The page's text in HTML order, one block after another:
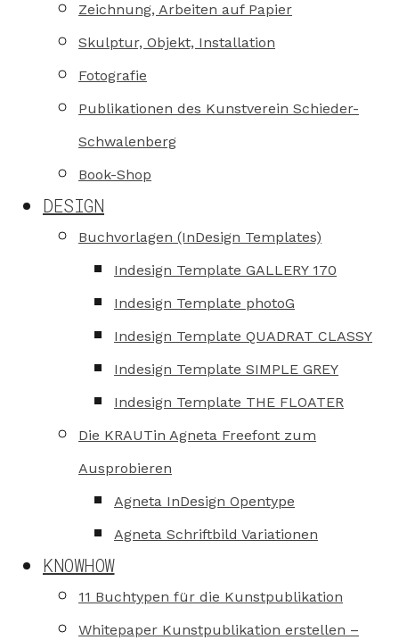
Zeichnung, Arbeiten auf Papier
Skulptur, Objekt, Installation
Fotografie
Publikationen des Kunstverein Schieder-
Schwalenberg
Book-Shop
DESIGN
Buchvorlagen (InDesign Templates)
Indesign Template GALLERY 170
Indesign Template photoG
Indesign Template QUADRAT CLASSY
Indesign Template SIMPLE GREY
Indesign Template THE FLOATER
Die KRAUTin Agneta Freefont zum
Ausprobieren
Agneta InDesign Opentype
Agneta Schriftbild Variationen
KNOWHOW
11 Buchtypen für die Kunstpublikation
Whitepaper Kunstpublikation erstellen –